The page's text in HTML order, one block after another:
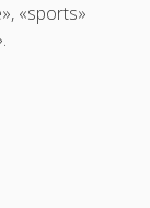
«sports»